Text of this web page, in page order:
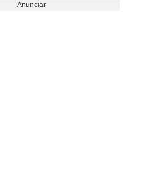
Anunciar